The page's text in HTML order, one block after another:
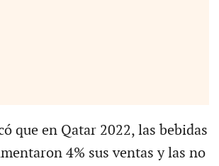
que en Qatar 2022, las bebidas
4% sus ventas y las no